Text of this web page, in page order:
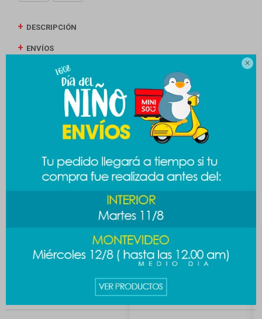

DESCRIPCIÓN
ENVÍOS
CAMBIOS Y DEVOLUCIONES
MEDIOS DE PAGO
Productos que te pueden interesar